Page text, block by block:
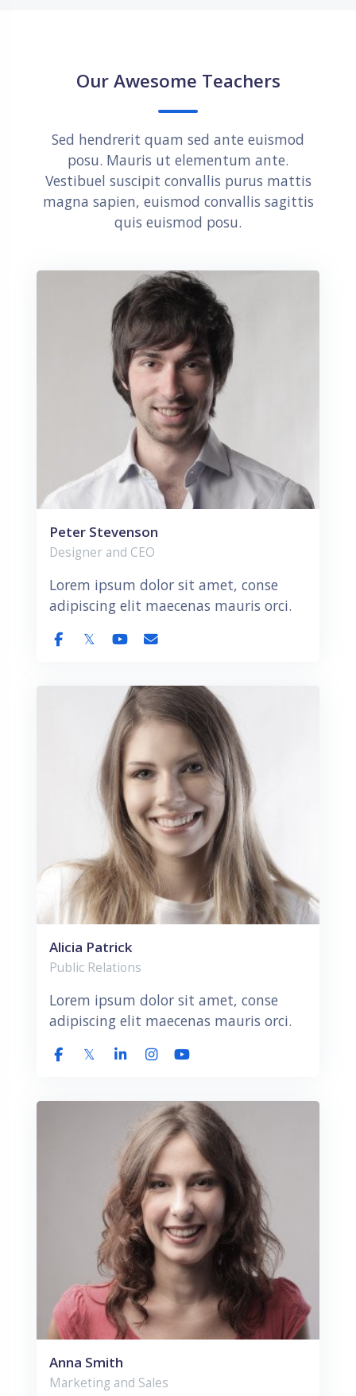
Our Awesome Teachers
Sed hendrerit quam sed ante euismod
posu. Mauris ut elementum ante.
Vestibuel suscipit convallis purus mattis
magna sapien, euismod convallis sagittis
quis euismod posu.
Peter Stevenson
Designer and CEO
Lorem ipsum dolor sit amet, conse
adipiscing elit maecenas mauris orci.
Alicia Patrick
Public Relations
Lorem ipsum dolor sit amet, conse
adipiscing elit maecenas mauris orci.
Anna Smith
Marketing and Sales